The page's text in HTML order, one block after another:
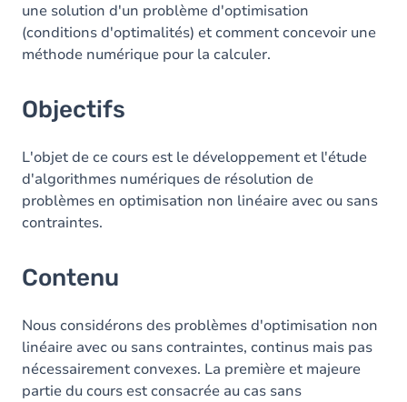
Exercices
une solution d'un problème d'optimisation
(conditions d'optimalités) et comment concevoir une
méthode numérique pour la calculer.
Objectifs
L'objet de ce cours est le développement et l'étude
d'algorithmes numériques de résolution de
problèmes en optimisation non linéaire avec ou sans
contraintes.
Contenu
Nous considérons des problèmes d'optimisation non
linéaire avec ou sans contraintes, continus mais pas
nécessairement convexes. La première et majeure
partie du cours est consacrée au cas sans